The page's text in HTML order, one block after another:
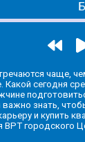
чаще,
Какой сегодня
важно знать,
и купить
городского